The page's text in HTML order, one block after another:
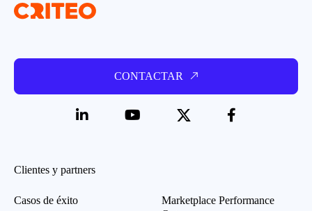
CONTACTAR
Clientes y partners
Casos de éxito
Marketplace Performance